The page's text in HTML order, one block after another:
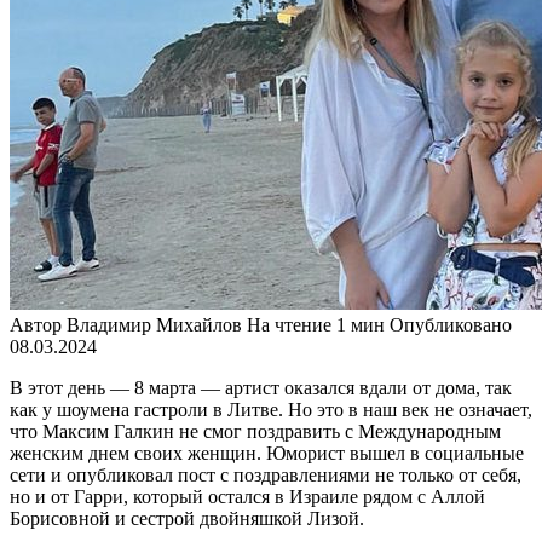
Автор Владимир Михайлов На чтение 1 мин Опубликовано
08.03.2024
В этот день — 8 марта — артист оказался вдали от дома, так
как у шоумена гастроли в Литве. Но это в наш век не означает,
что Максим Галкин не смог поздравить с Международным
женским днем своих женщин. Юморист вышел в социальные
сети и опубликовал пост с поздравлениями не только от себя,
но и от Гарри, который остался в Израиле рядом с Аллой
Борисовной и сестрой двойняшкой Лизой.